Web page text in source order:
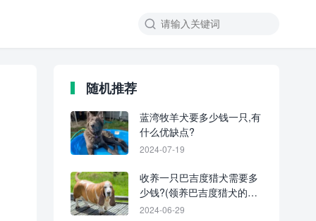
随机推荐
蓝湾牧羊犬要多少钱一只,有
什么优缺点?
2024-07-19
收养一只巴吉度猎犬需要多
少钱?(领养巴吉度猎犬的方
法与技巧)
2024-06-29